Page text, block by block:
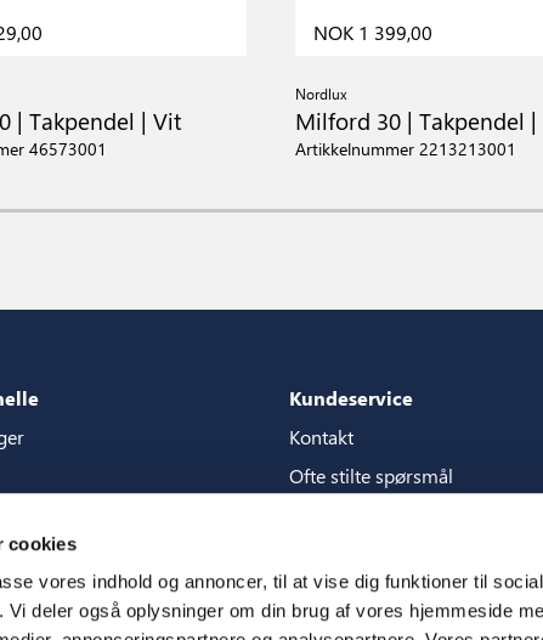
cookies
vores indhold og annoncer, til at vise dig funktioner til
deler også oplysninger om din brug af vores hjemmeside
| Takpendel | Vit
46573001
NOK 1 399,00
Nordlux
Milford 30 | Takpendel
Artikkelnummer 2213213001
content store
Kundeservice
Kontakt
Ofte stilte spørsmål
CSR